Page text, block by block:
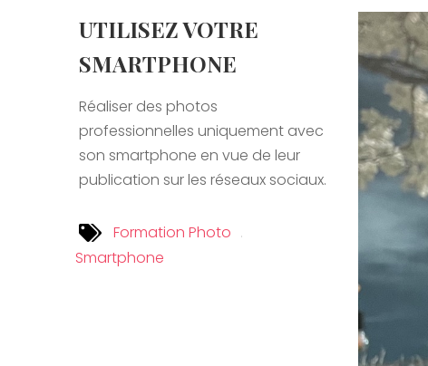
UTILISEZ VOTRE
SMARTPHONE
Réaliser des photos
professionnelles uniquement avec
son smartphone en vue de leur
publication sur les réseaux sociaux.
Formation Photo
Smartphone